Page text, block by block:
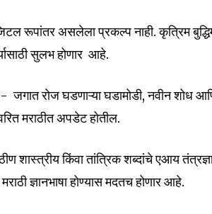
of
and be part
email address on our website or
worry, we respect your privacy and
रूपांतर असलेला प्रकल्प नाही. कृत्रिम
सुलभ होणार आहे.
रोज घडणाऱ्या घडामोडी, नवीन शोध
मराठीत अपडेट होतील.
किंवा तांत्रिक शब्दांचे एआय
ज्ञानभाषा होण्यास मदतच होणार आहे.